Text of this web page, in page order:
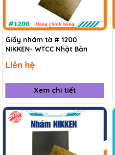
Giấy nhám tờ # 1200
NIKKEN- WTCC Nhật Bản
Liên hệ
Xem chi tiết